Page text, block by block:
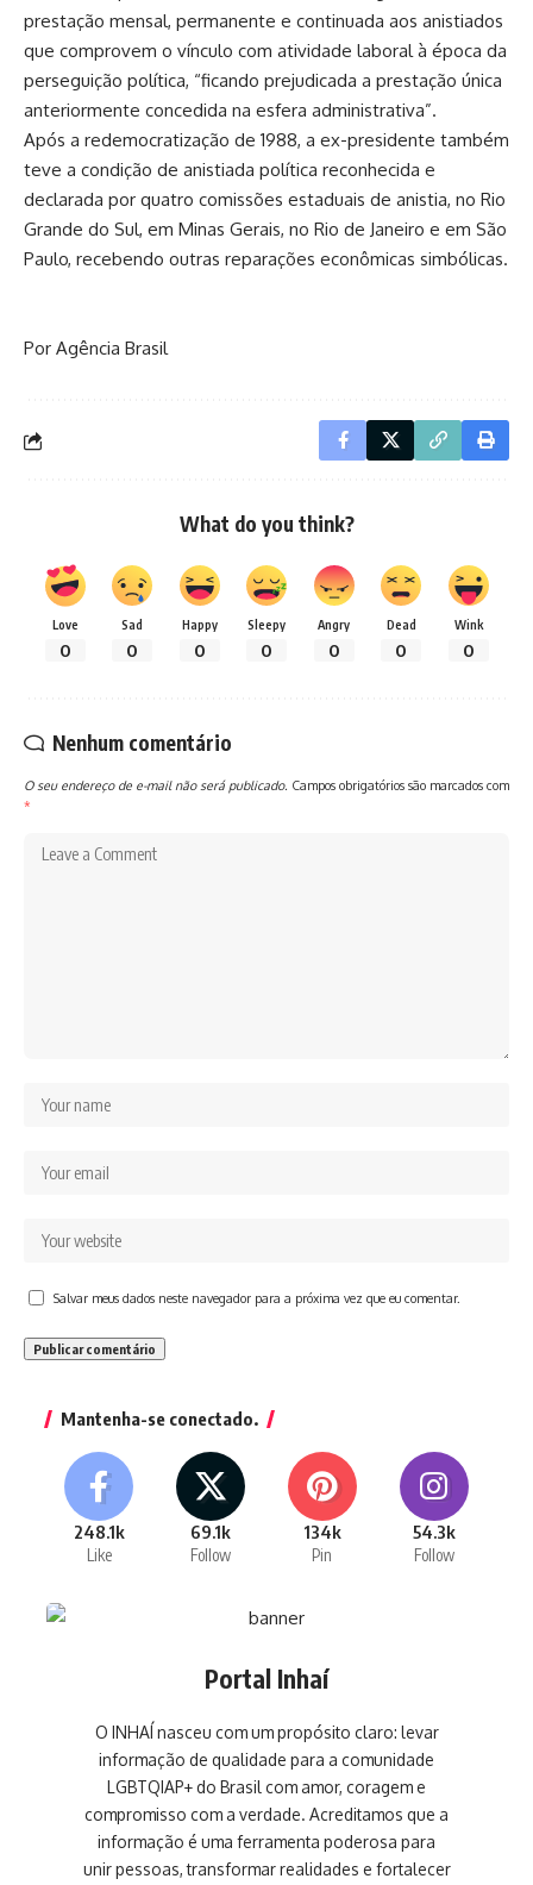
prestação mensal, permanente e continuada aos anistiados
que comprovem o vínculo com atividade laboral à época da
perseguição política, “ficando prejudicada a prestação única
anteriormente concedida na esfera administrativa”.
Após a redemocratização de 1988, a ex-presidente também
teve a condição de anistiada política reconhecida e
declarada por quatro comissões estaduais de anistia, no Rio
Grande do Sul, em Minas Gerais, no Rio de Janeiro e em São
Paulo, recebendo outras reparações econômicas simbólicas.
Por Agência Brasil
What do you think?
Love
0
Sad
0
Happy
0
Sleepy
0
Angry
0
Dead
0
Wink
0
Nenhum comentário
O seu endereço de e-mail não será publicado. Campos obrigatórios são marcados com
*
Salvar meus dados neste navegador para a próxima vez que eu comentar.
Mantenha-se conectado.
248.1k
Like
69.1k
Follow
134k
Pin
54.3k
Follow
Portal Inhaí
O INHAÍ nasceu com um propósito claro: levar
informação de qualidade para a comunidade
LGBTQIAP+ do Brasil com amor, coragem e
compromisso com a verdade. Acreditamos que a
informação é uma ferramenta poderosa para
unir pessoas, transformar realidades e fortalecer